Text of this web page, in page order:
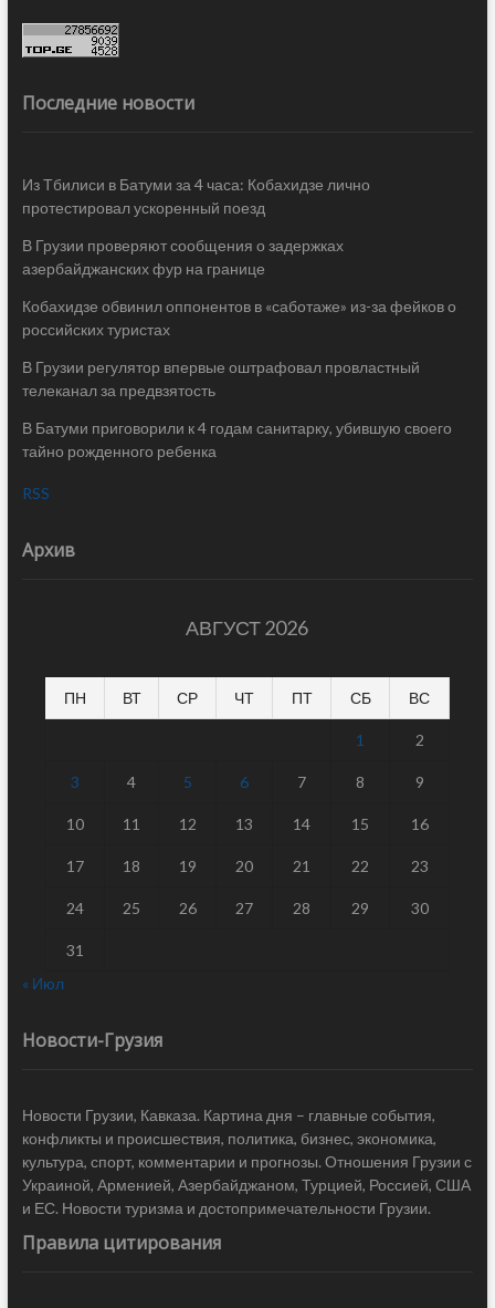
Последние новости
Из Тбилиси в Батуми за 4 часа: Кобахидзе лично
протестировал ускоренный поезд
В Грузии проверяют сообщения о задержках
азербайджанских фур на границе
Кобахидзе обвинил оппонентов в «саботаже» из-за фейков о
российских туристах
В Грузии регулятор впервые оштрафовал провластный
телеканал за предвзятость
В Батуми приговорили к 4 годам санитарку, убившую своего
тайно рожденного ребенка
RSS
Архив
АВГУСТ 2026
ПН ВТ СР ЧТ ПТ СБ ВС
1 2
3 4 5 6 7 8 9
10 11 12 13 14 15 16
17 18 19 20 21 22 23
24 25 26 27 28 29 30
31
« Июл
Новости-Грузия
Новости Грузии, Кавказа. Картина дня – главные события,
конфликты и происшествия, политика, бизнес, экономика,
культура, спорт, комментарии и прогнозы. Отношения Грузии с
Украиной, Арменией, Азербайджаном, Турцией, Россией, США
и ЕС. Новости туризма и достопримечательности Грузии.
Правила цитирования